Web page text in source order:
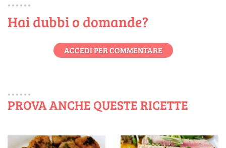
Hai dubbi o domande?
ACCEDI PER COMMENTARE
PROVA ANCHE QUESTE RICETTE